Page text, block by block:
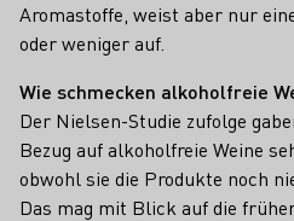
Aromastoffe, weist aber nur
oder weniger auf.
Wie schmecken alkoholfreie
Der Nielsen-Studie zufolge
Bezug auf alkoholfreie Weine
obwohl sie die Produkte noch
Das mag mit Blick auf die